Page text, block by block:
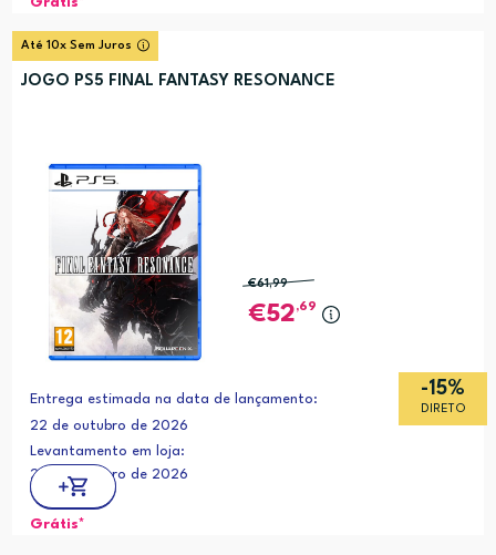
Grátis*
Até 10x Sem Juros
JOGO PS5 FINAL FANTASY RESONANCE
-15%
DIRETO
€61,99
52,69
Entrega estimada na data de lançamento:
22 de outubro de 2026
Levantamento em loja:
22 de outubro de 2026
Grátis*